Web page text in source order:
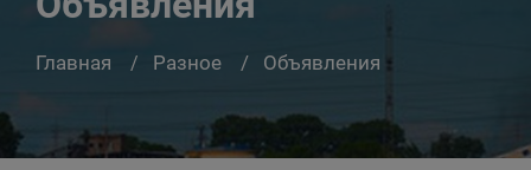
Главная Разное Объявления